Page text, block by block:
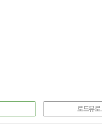
로드뷰로